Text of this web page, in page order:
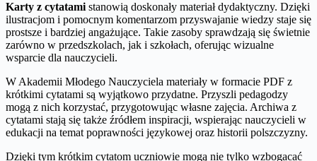
Karty z cytatami stanowią doskonały materiał dydaktyczny. Dzięki
ilustracjom i pomocnym komentarzom przyswajanie wiedzy staje się
prostsze i bardziej angażujące. Takie zasoby sprawdzają się świetnie
zarówno w przedszkolach, jak i szkołach, oferując wizualne
wsparcie dla nauczycieli.
W Akademii Młodego Nauczyciela materiały w formacie PDF z
krótkimi cytatami są wyjątkowo przydatne. Przyszli pedagodzy
mogą z nich korzystać, przygotowując własne zajęcia. Archiwa z
cytatami stają się także źródłem inspiracji, wspierając nauczycieli w
edukacji na temat poprawności językowej oraz historii polszczyzny.
Dzięki tym krótkim cytatom uczniowie mogą nie tylko wzbogacać